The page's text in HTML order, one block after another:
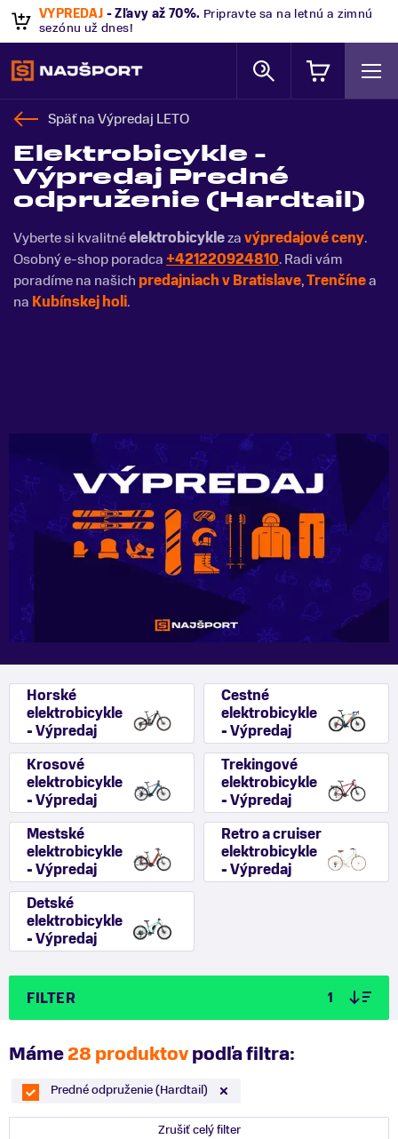
VÝPREDAJ - Zľavy až 70%. Pripravte sa na letnú a zimnú
sezónu už dnes!
Späť naVýpredaj LETO
Elektrobicykle -
Výpredaj Predné
odpruženie (Hardtail)
Vyberte si kvalitnéelektrobicyklezavýpredajové ceny.
Osobný e-shop poradca+421220924810. Radi vám
poradíme na našich predajniach v Bratislave,Trenčínea
na Kubínskej holi.
Horské
elektrobicykle
- Výpredaj
Cestné
elektrobicykle
- Výpredaj
Krosové
elektrobicykle
- Výpredaj
Trekingové
elektrobicykle
- Výpredaj
Mestské
elektrobicykle
- Výpredaj
Retro a cruiser
elektrobicykle
- Výpredaj
Detské
elektrobicykle
- Výpredaj
FILTER 1
Máme28 produktovpodľa filtra:
Predné odpruženie (Hardtail)
Zrušiť celý filter